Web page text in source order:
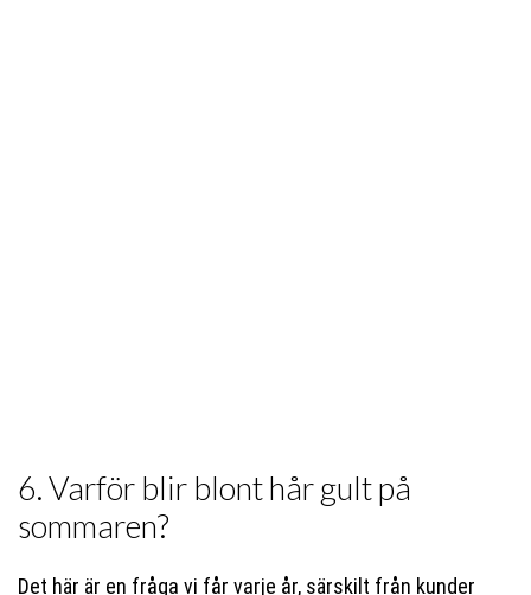
6. Varför blir blont hår gult på
sommaren?
Det här är en fråga vi får varje år, särskilt från kunder